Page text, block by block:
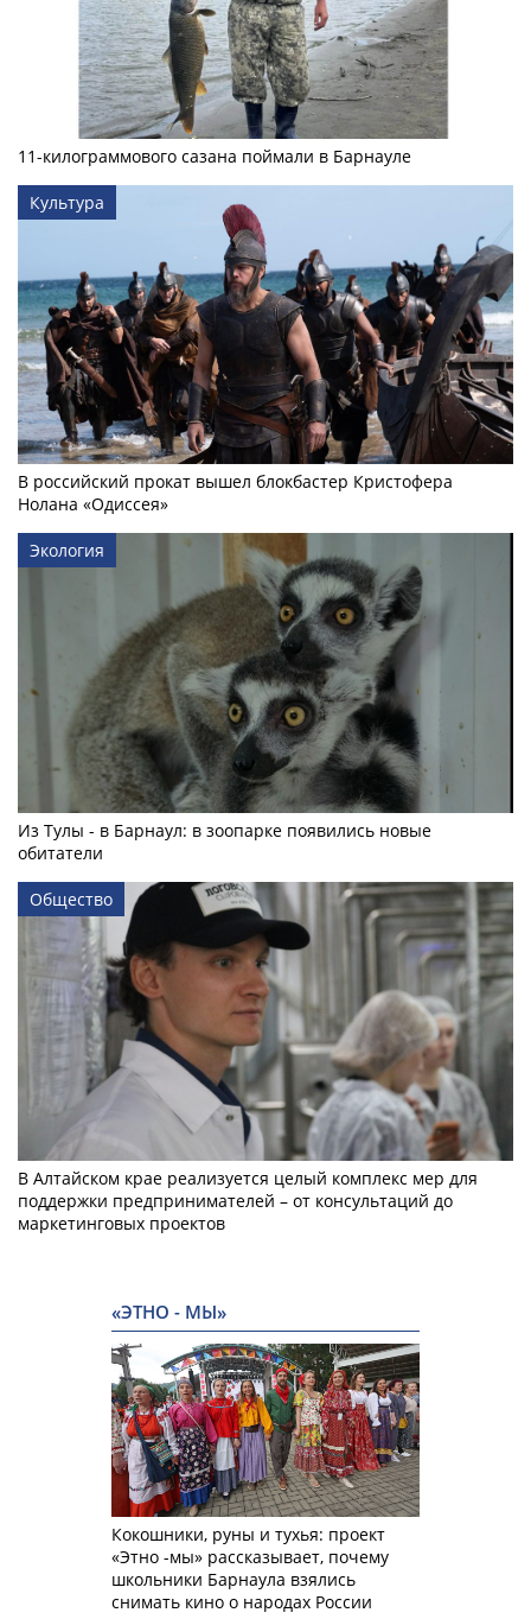
11-килограммового сазана поймали в Барнауле
Культура
В российский прокат вышел блокбастер Кристофера
Нолана «Одиссея»
Экология
Из Тулы - в Барнаул: в зоопарке появились новые
обитатели
Общество
В Алтайском крае реализуется целый комплекс мер для
поддержки предпринимателей – от консультаций до
маркетинговых проектов
«ЭТНО - МЫ»
Кокошники, руны и тухья: проект
«Этно -мы» рассказывает, почему
школьники Барнаула взялись
снимать кино о народах России